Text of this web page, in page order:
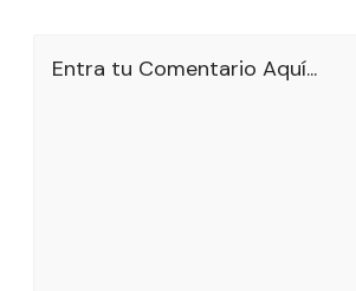
Entra tu Comentario Aquí...